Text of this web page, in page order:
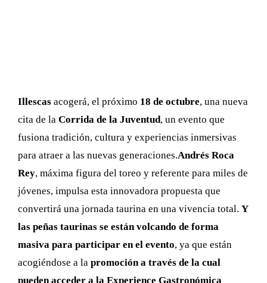
Illescasacogerá, el próximo 18 de octubre, una nueva
cita de la Corrida de la Juventud, un evento que
fusiona tradición, cultura y experiencias inmersivas
para atraer a las nuevas generaciones.Andrés Roca
Rey, máxima figura del toreo y referente para miles de
jóvenes, impulsa esta innovadora propuesta que
convertirá una jornada taurina en una vivencia total. Y
las peñas taurinas se están volcando de forma
masiva para participar en el evento, ya que están
acogiéndose a lapromoción a través de la cual
pueden acceder a la Experience Gastronómica